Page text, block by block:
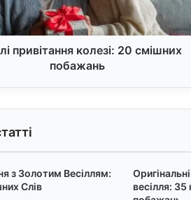
привітання колезі: 20 смішних
побажань
з Золотим Весіллям:
Слів
весілля: 35